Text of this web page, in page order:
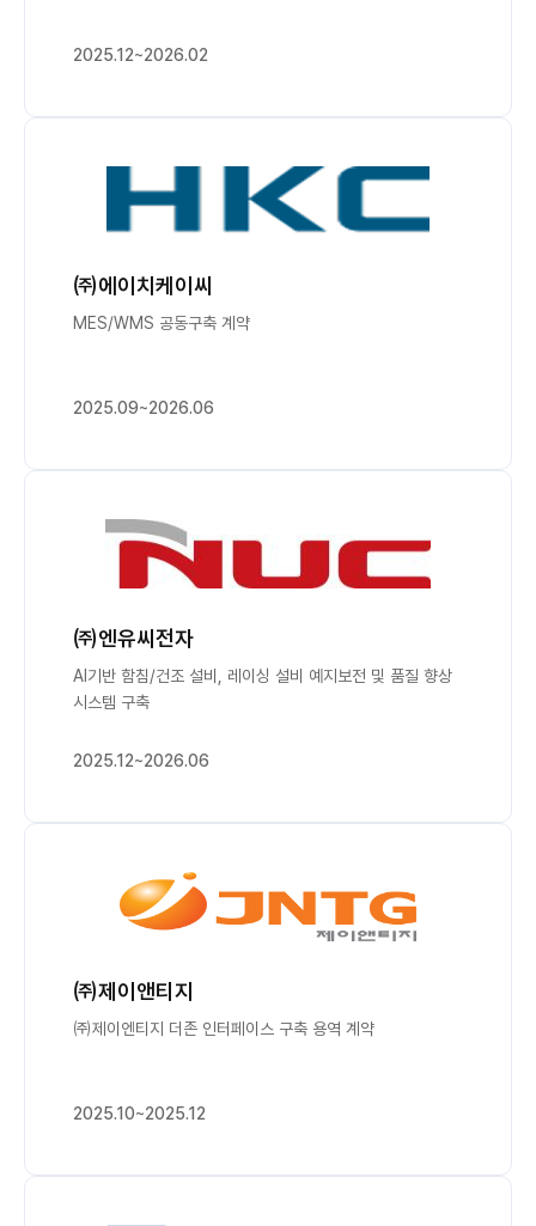
2025.12~2026.02
㈜에이치케이씨
MES/WMS 공동구축 계약
2025.09~2026.06
㈜엔유씨전자
AI기반 함침/건조 설비, 레이싱 설비 예지보전 및 품질 향상
시스템 구축
2025.12~2026.06
㈜제이앤티지
㈜제이엔티지 더존 인터페이스 구축 용역 계약
2025.10~2025.12